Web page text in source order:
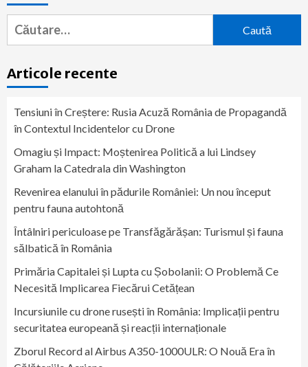
Caută
după:
Articole recente
Tensiuni în Creștere: Rusia Acuză România de Propagandă
în Contextul Incidentelor cu Drone
Omagiu și Impact: Moștenirea Politică a lui Lindsey
Graham la Catedrala din Washington
Revenirea elanului în pădurile României: Un nou început
pentru fauna autohtonă
Întâlniri periculoase pe Transfăgărășan: Turismul și fauna
sălbatică în România
Primăria Capitalei și Lupta cu Șobolanii: O Problemă Ce
Necesită Implicarea Fiecărui Cetățean
Incursiunile cu drone rusești în România: Implicații pentru
securitatea europeană și reacții internaționale
Zborul Record al Airbus A350-1000ULR: O Nouă Era în